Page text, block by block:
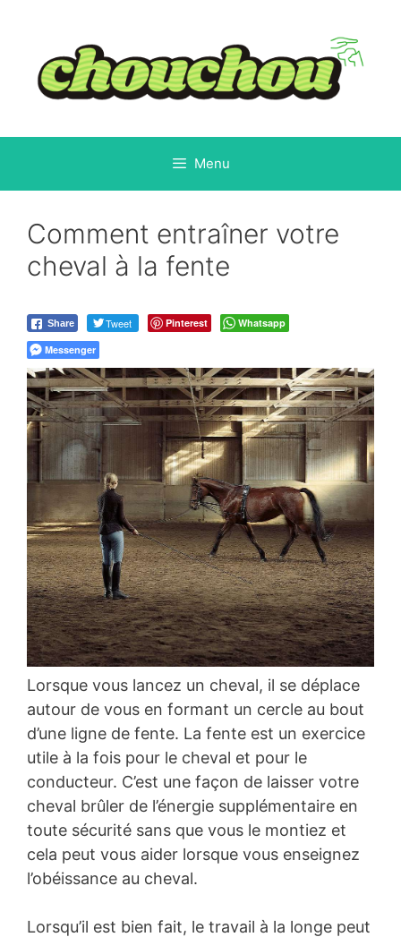
contenu
Menu
Comment entraîner votre
cheval à la fente
Share Tweet Pinterest
Whatsapp
Messenger
Lorsque vous lancez un cheval, il se déplace
autour de vous en formant un cercle au bout
d’une ligne de fente. La fente est un exercice
utile à la fois pour le cheval et pour le
conducteur. C’est une façon de laisser votre
cheval brûler de l’énergie supplémentaire en
toute sécurité sans que vous le montiez et
cela peut vous aider lorsque vous enseignez
l’obéissance au cheval.
Lorsqu’il est bien fait, le travail à la longe peut